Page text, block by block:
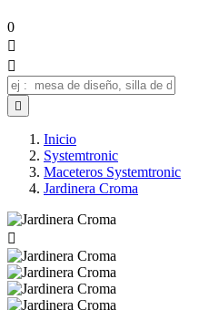
0



Inicio
Systemtronic
Maceteros Systemtronic
Jardinera Croma
